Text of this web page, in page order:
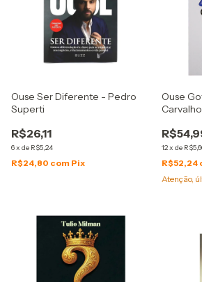
Ouse Ser Diferente - Pedro
Superti
R$26,11
6x de R$5,24
R$24,80 com Pix
Ouse
Carvalho
12x de
R$52,24
Atenção,